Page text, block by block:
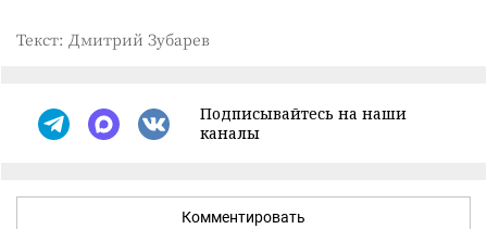
Текст: Дмитрий Зубарев
Подписывайтесь на наши
каналы
Комментировать